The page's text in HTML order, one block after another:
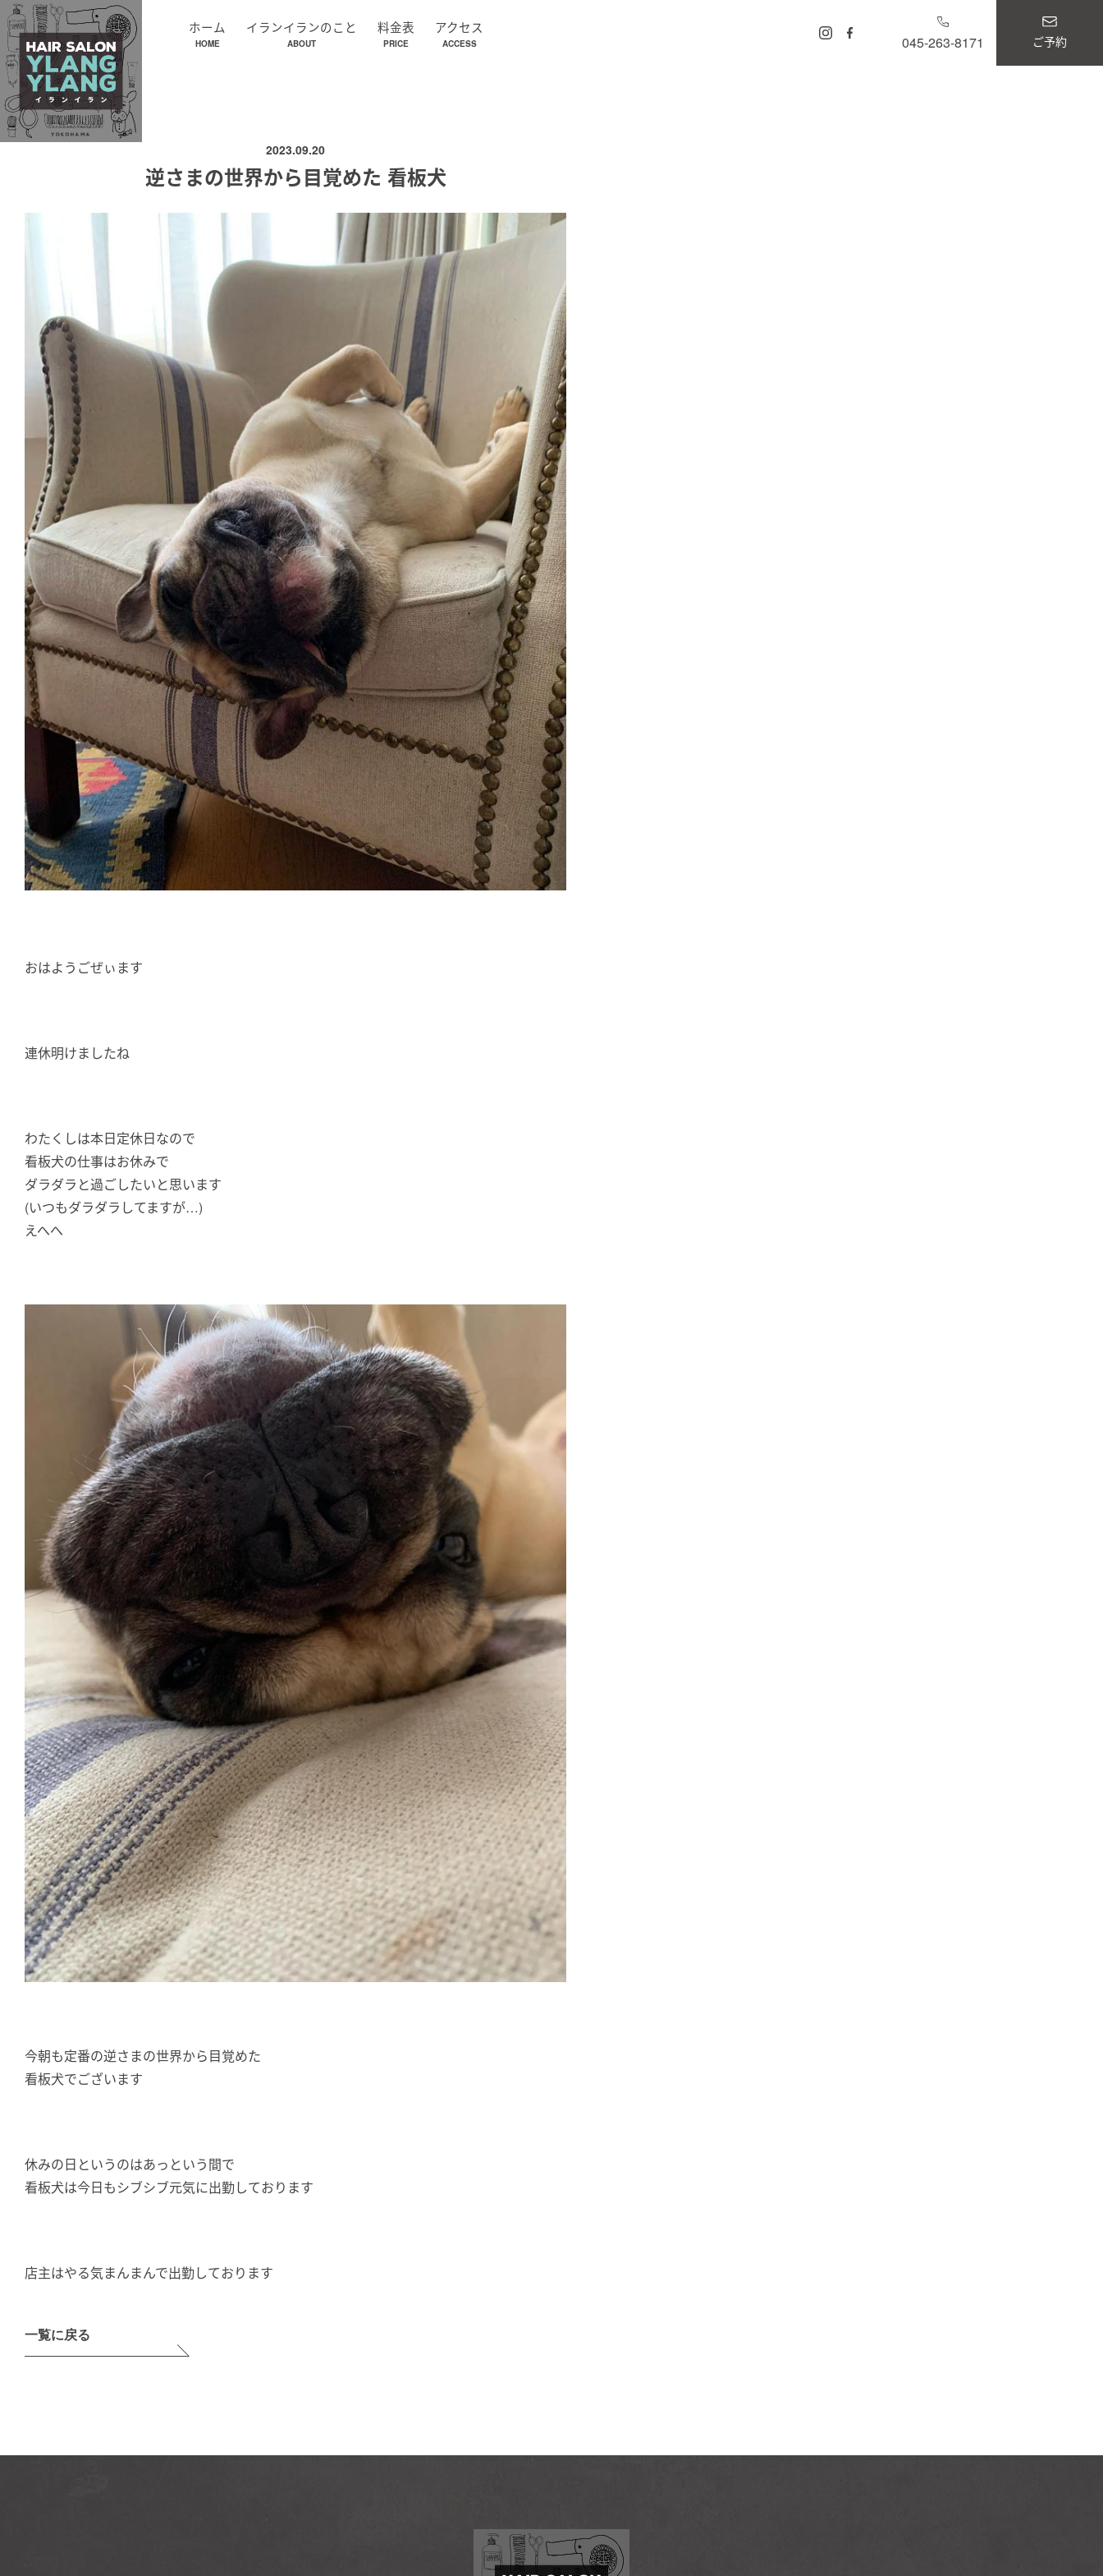
ホーム
HOME
イランイランのこと
ABOUT
料金表
PRICE
アクセス
ACCESS 045-263-8171 ご予約
2023.09.20
逆さまの世界から目覚めた 看板犬
おはようごぜぃます
連休明けましたね
わたくしは本日定休日なので
看板犬の仕事はお休みで
ダラダラと過ごしたいと思います
(いつもダラダラしてますが…)
えへへ
今朝も定番の逆さまの世界から目覚めた
看板犬でございます
休みの日というのはあっという間で
看板犬は今日もシブシブ元気に出勤しております
店主はやる気まんまんで出勤しております
一覧に戻る